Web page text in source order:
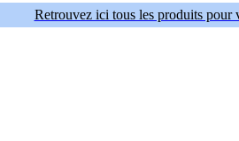
Retrouvez ici tous les produits pour